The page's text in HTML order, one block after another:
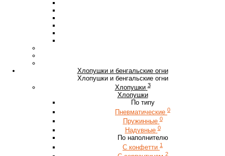
Хлопушки и бенгальские огни
Хлопушки и бенгальские огни
Хлопушки 3
Хлопушки
По типу
Пневматические 0
Пружинные 0
Надувные 0
По наполнителю
С конфетти 1
2